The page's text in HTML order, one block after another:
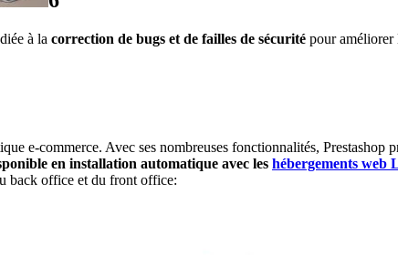
à la correction de bugs et de failles de sécurité pour améliorer
e-commerce. Avec ses nombreuses fonctionnalités, Prestashop
en installation automatique avec les hébergements web
back office et du front office: